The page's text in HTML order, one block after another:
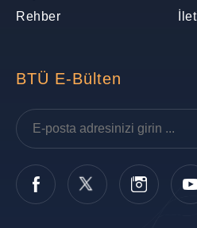
Rehber
BTÜ E-Bülten